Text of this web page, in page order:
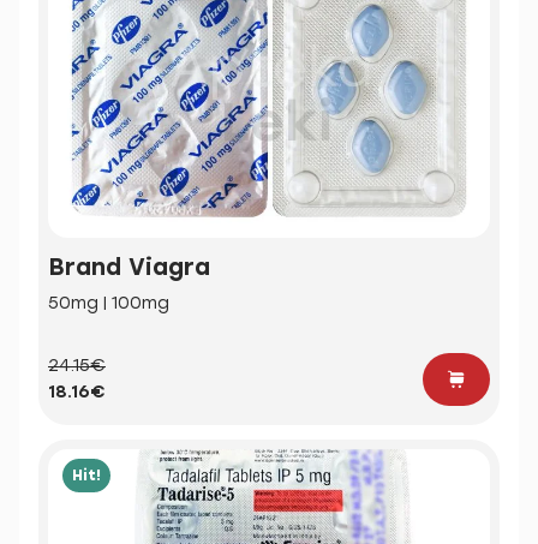
Brand Viagra
50mg | 100mg
24.15€
18.16€
Hit!